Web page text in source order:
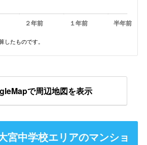
２年前 １年前 半年前
たものです。
で周辺地図を表示
宮中学校エリアのマンショ